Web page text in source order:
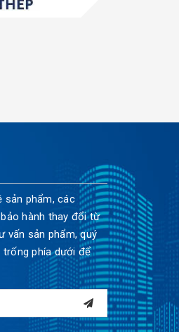
sản phẩm, các
hành thay đổi từ
vấn sản phẩm, quý
trống phía dưới để